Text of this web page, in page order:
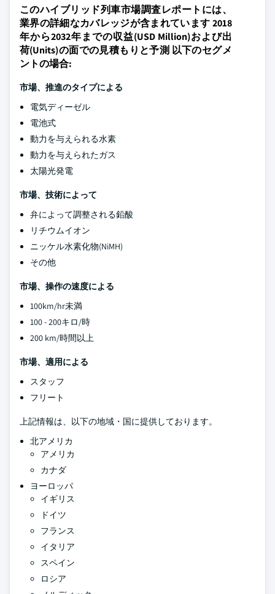
このハイブリッド列車市場調査レポートには、
業界の詳細なカバレッジが含まれています 2018
年から2032年までの収益(USD Million)および出
荷(Units)の面での見積もりと予測 以下のセグメ
ントの場合:
市場、推進のタイプによる
電気ディーゼル
電池式
動力を与えられる水素
動力を与えられたガス
太陽光発電
市場、技術によって
弁によって調整される鉛酸
リチウムイオン
ニッケル水素化物(NiMH)
その他
市場、操作の速度による
100km/hr未満
100 - 200キロ/時
200 km/時間以上
市場、適用による
スタッフ
フリート
上記情報は、以下の地域・国に提供しております。
北アメリカ
アメリカ
カナダ
ヨーロッパ
イギリス
ドイツ
フランス
イタリア
スペイン
ロシア